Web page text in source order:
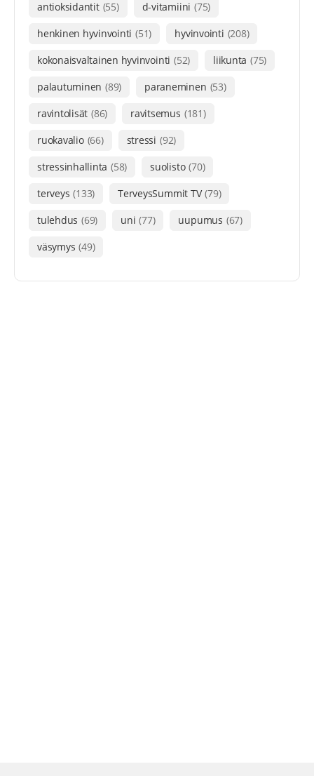
antioksidantit (55) d-vitamiini (75)
henkinen hyvinvointi (51) hyvinvointi (208)
kokonaisvaltainen hyvinvointi (52) liikunta (75)
palautuminen (89) paraneminen (53)
ravintolisät (86) ravitsemus (181)
ruokavalio (66) stressi (92)
stressinhallinta (58) suolisto (70)
terveys (133) TerveysSummit TV (79)
tulehdus (69) uni (77) uupumus (67)
väsymys (49)